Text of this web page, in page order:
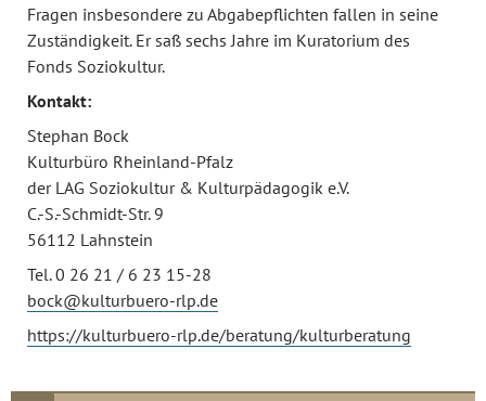
Fragen insbesondere zu Abgabepflichten fallen in seine
Zuständigkeit. Er saß sechs Jahre im Kuratorium des
Fonds Soziokultur.
Kontakt:
Stephan Bock
Kulturbüro Rheinland-Pfalz
der LAG Soziokultur & Kulturpädagogik e.V.
C.-S.-Schmidt-Str. 9
56112 Lahnstein
Tel. 0 26 21 / 6 23 15-28
bock@kulturbuero-rlp.de
https://kulturbuero-rlp.de/beratung/kulturberatung